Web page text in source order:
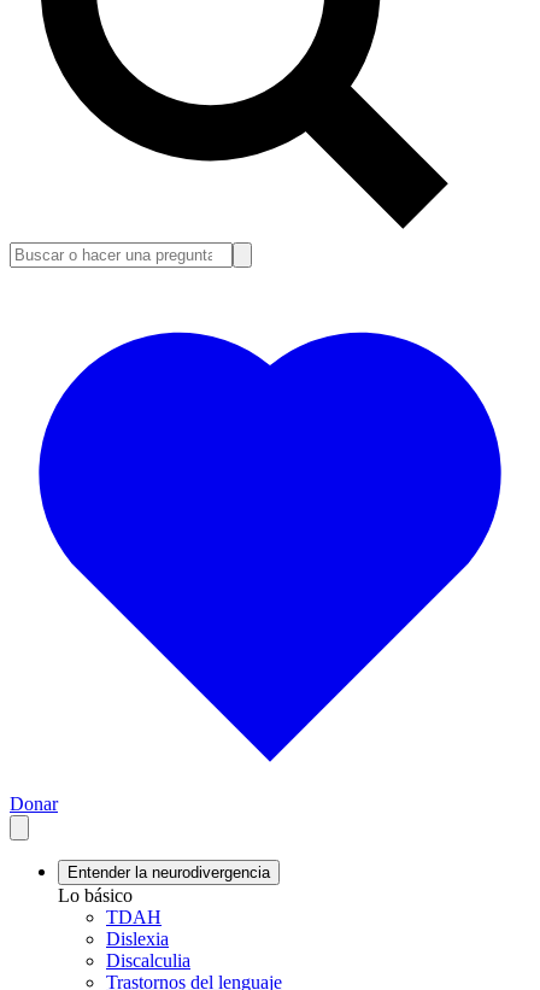
Donar
Entender la neurodivergencia
Lo básico
TDAH
Dislexia
Discalculia
Trastornos del lenguaje